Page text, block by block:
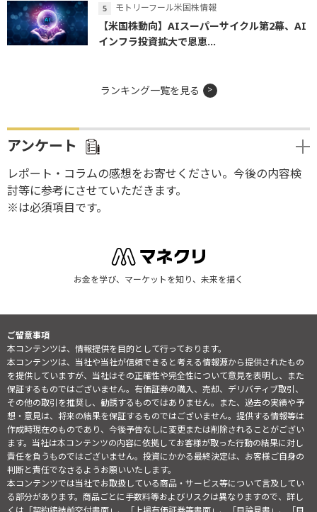
モトリーフール米国株情報
【米国株動向】AIスーパーサイクル第2幕、AI
インフラ投資拡大で恩恵...
ランキング一覧を見る
アンケート
レポート・コラムの感想をお寄せください。今後の内容検
討等に参考にさせていただきます。
※は必須項目です。
お金を学び、マーケットを知り、未来を描く
ご留意事項
本コンテンツは、情報提供を目的として行っております。
本コンテンツは、当社や当社が信頼できると考える情報源から提供されたもの
を提供していますが、当社はその正確性や完全性について意見を表明し、また
保証するものではございません。有価証券の購入、売却、デリバティブ取引、
その他の取引を推奨し、勧誘するものではありません。また、過去の実績や予
想・意見は、将来の結果を保証するものではございません。提供する情報等は
作成時現在のものであり、今後予告なしに変更または削除されることがござい
ます。当社は本コンテンツの内容に依拠してお客様が取った行動の結果に対し
責任を負うものではございません。投資にかかる最終決定は、お客様ご自身の
判断と責任でなさるようお願いいたします。
本コンテンツでは当社でお取扱している商品・サービス等について言及してい
る部分があります。商品ごとに手数料等およびリスクは異なりますので、詳し